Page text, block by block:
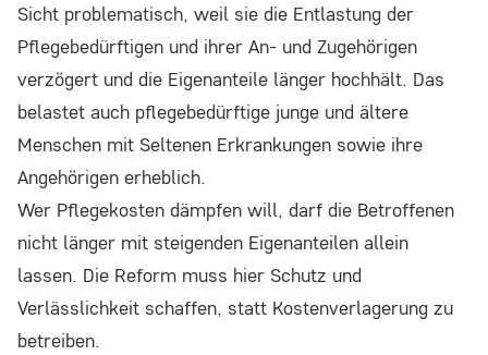
Sicht problematisch, weil sie die Entlastung der
Pflegebedürftigen und ihrer An- und Zugehörigen
verzögert und die Eigenanteile länger hochhält. Das
belastet auch pflegebedürftige junge und ältere
Menschen mit Seltenen Erkrankungen sowie ihre
Angehörigen erheblich.
Wer Pflegekosten dämpfen will, darf die Betroffenen
nicht länger mit steigenden Eigenanteilen allein
lassen. Die Reform muss hier Schutz und
Verlässlichkeit schaffen, statt Kostenverlagerung zu
betreiben.